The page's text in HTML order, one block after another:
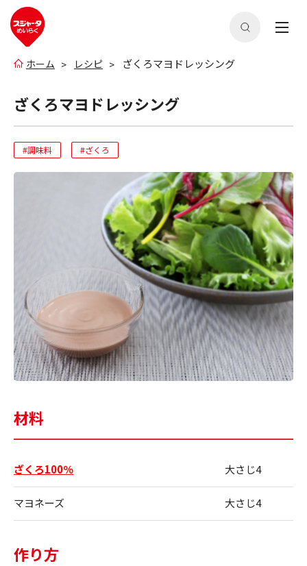
ホーム レシピ ざくろマヨドレッシング
ざくろマヨドレッシング
#調味料 #ざくろ
材料
ざくろ100％ 大さじ4
マヨネーズ 大さじ4
作り方